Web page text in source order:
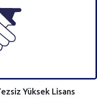
Yüksek Lisans